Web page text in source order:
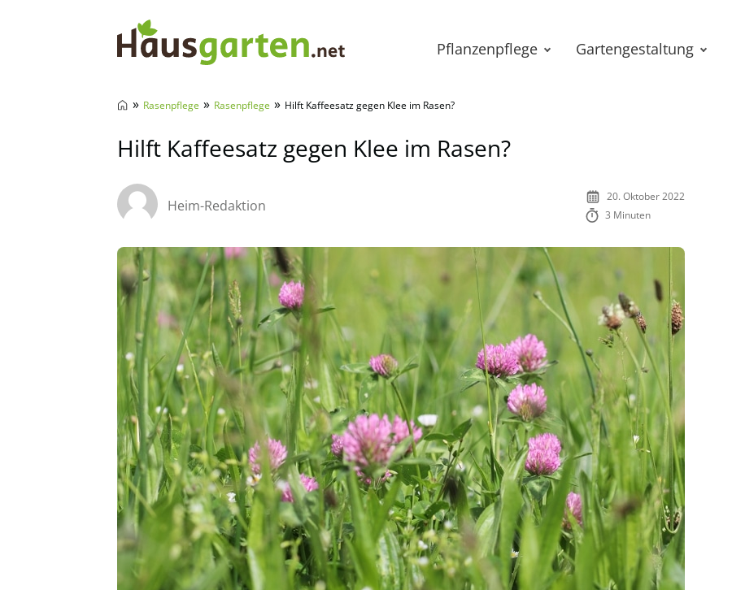
Pflanzenpflege Gartengestaltung
» Rasenpflege » Rasenpflege » Hilft Kaffeesatz gegen Klee im Rasen?
Hilft Kaffeesatz gegen Klee im Rasen?
Heim-Redaktion
20. Oktober 2022
3 Minuten